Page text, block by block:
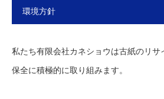
環境方針
私たち有限会社カネショウは古紙のリ
保全に積極的に取り組みます。